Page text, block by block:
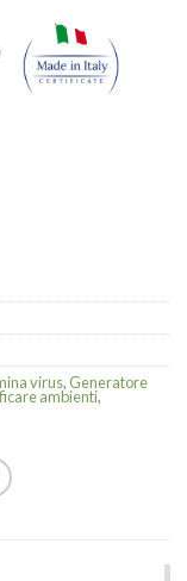
virus, Generatore
ambienti,